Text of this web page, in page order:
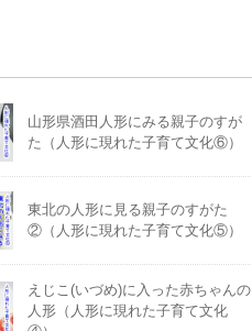
山形県酒田人形にみる親子のすが
た（人形に現れた子育て文化⑥）
東北の人形に見る親子のすがた
②（人形に現れた子育て文化⑤）
えじこ(いづめ)に入った赤ちゃんの
人形（人形に現れた子育て文化